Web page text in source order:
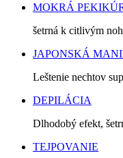
MOKRÁ
šetrná k citlivým
JAPONSKÁ
Leštenie nechtov
DEPILÁCIA
Dlhodobý efekt,
TEJPOVANIE